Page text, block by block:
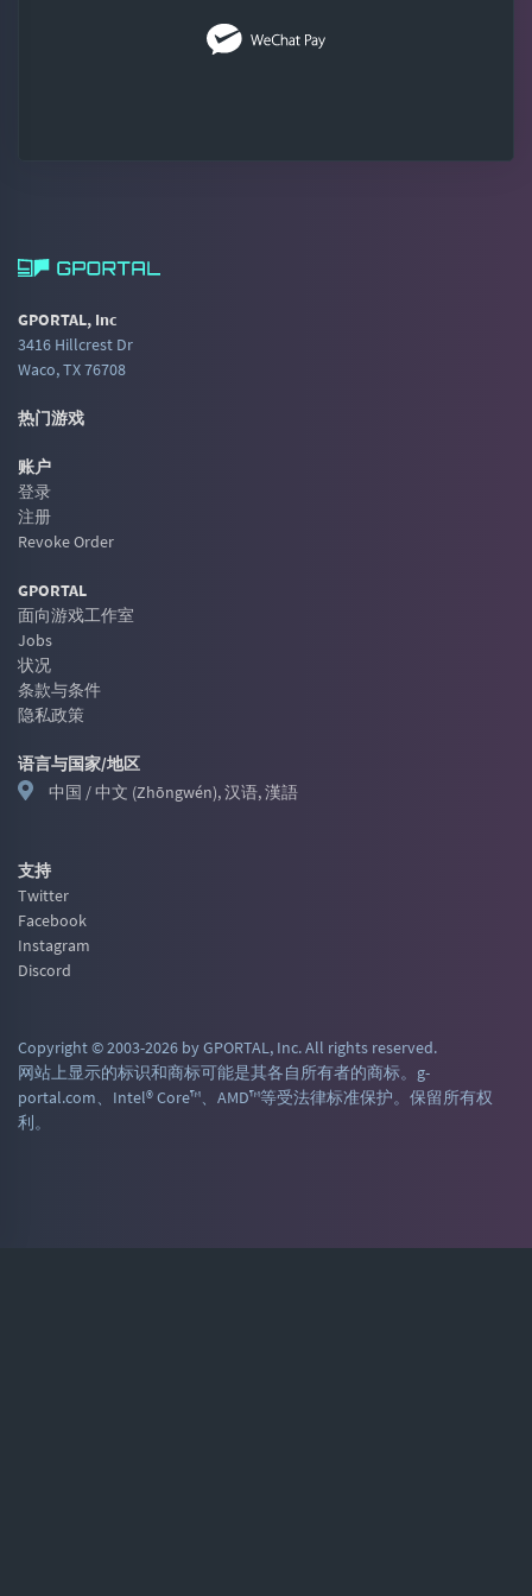
GPORTAL, Inc
3416 Hillcrest Dr
Waco, TX 76708
热门游戏
账户
登录
注册
Revoke Order
GPORTAL
面向游戏工作室
Jobs
状况
条款与条件
隐私政策
语言与国家/地区
中国 / 中文 (Zhōngwén), 汉语, 漢語
支持
Twitter
Facebook
Instagram
Discord
Copyright © 2003-2026 by GPORTAL, Inc. All rights reserved.
网站上显示的标识和商标可能是其各自所有者的商标。g-
portal.com、Intel® Core™、AMD™等受法律标准保护。保留所有权
利。